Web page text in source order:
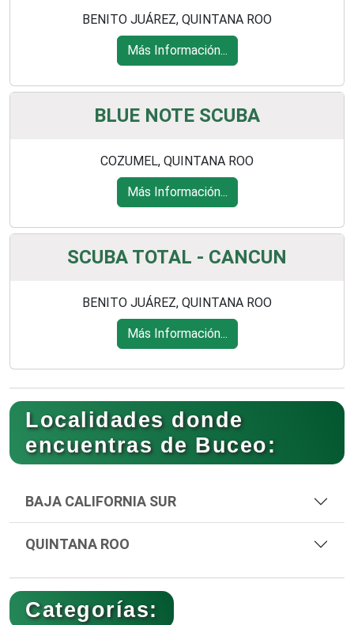
BENITO JUÁREZ, QUINTANA ROO
Más Información...
BLUE NOTE SCUBA
COZUMEL, QUINTANA ROO
Más Información...
SCUBA TOTAL - CANCUN
BENITO JUÁREZ, QUINTANA ROO
Más Información...
Localidades donde
encuentras de Buceo:
BAJA CALIFORNIA SUR
QUINTANA ROO
Categorías: